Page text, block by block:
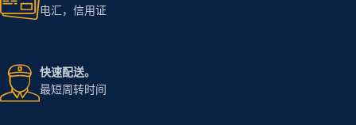
电汇，信用证
快速配送。
最短周转时间